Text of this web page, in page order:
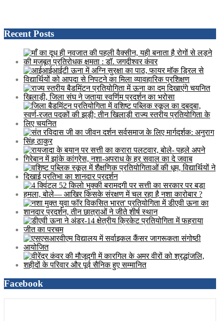
Recent Posts
Facebook